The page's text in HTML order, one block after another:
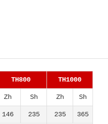
TH800 TH1000
Zh Sh Zh Sh
146 235 235 365